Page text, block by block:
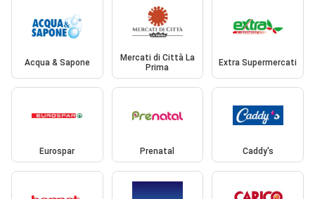
Acqua & Sapone
Mercati di Città La
Prima
Extra Supermercati
Eurospar Prenatal Caddy's